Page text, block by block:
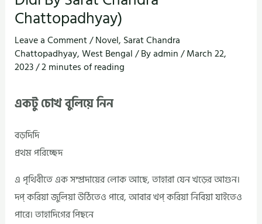
Chattopadhyay)
Leave a Comment/Novel, Sarat Chandra
Chattopadhyay,West Bengal/ Byadmin/March 22,
2023/2 minutes of reading
একটু চোখ বুলিয়ে নিন
বড়দিদি
প্রথম পরিচ্ছেদ
এ পৃথিবীতে এক সম্প্রদায়ের লোক আছে, তাহারা যেন খড়ের আগুন।
দপ্‌ করিয়া জুলিয়া উঠিতেও পারে, আবার খপ্‌ করিয়া নিবিয়া যাইতেও
পারে। তাহাদিগের পিছনে